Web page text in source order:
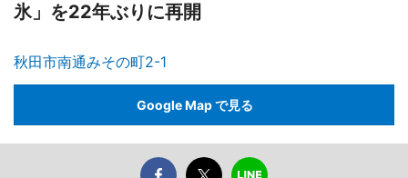
氷」を22年ぶりに再開
秋田市南通みその町2-1
Google Map で見る